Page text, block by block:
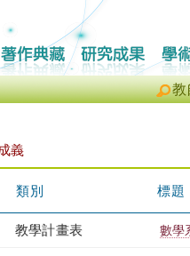
教
義
類別 標題
教學計畫表 數學